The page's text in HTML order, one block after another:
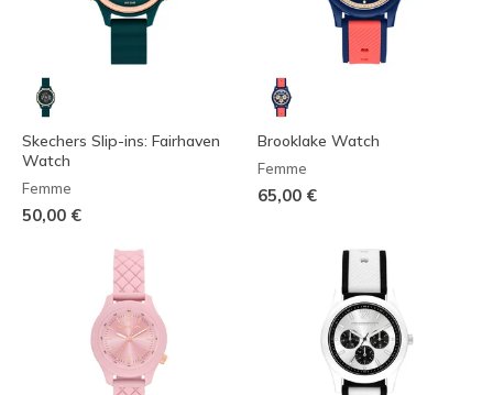
Skechers Slip-ins: Fairhaven
Watch
Femme
50,00 €
Brooklake Watch
Femme
65,00 €